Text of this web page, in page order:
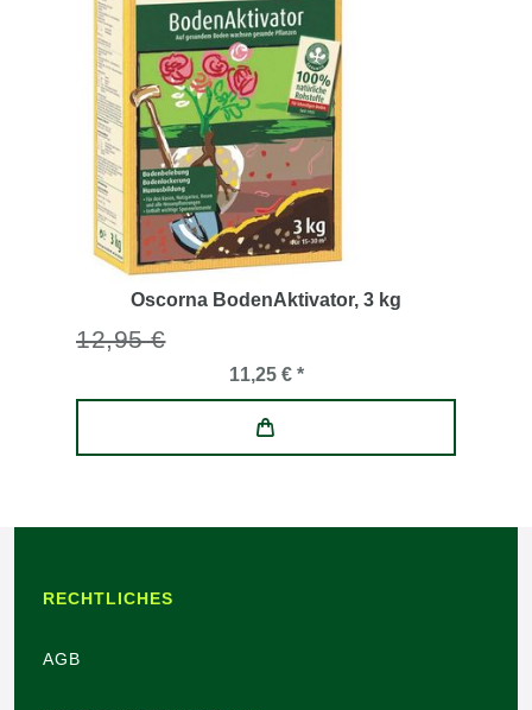
Oscorna BodenAktivator, 3 kg
12,95 €
11,25 € *
RECHTLICHES
AGB